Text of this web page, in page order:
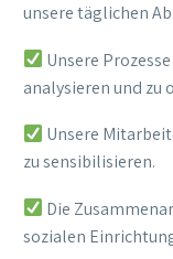
unsere täglichen
Unsere
analysieren und zu
Unsere
zu sensibilisieren.
Die
sozialen